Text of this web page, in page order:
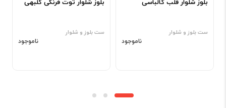
ست بلوز و شلوار
ناموجود
ست بلوز و شلوار
ناموجود